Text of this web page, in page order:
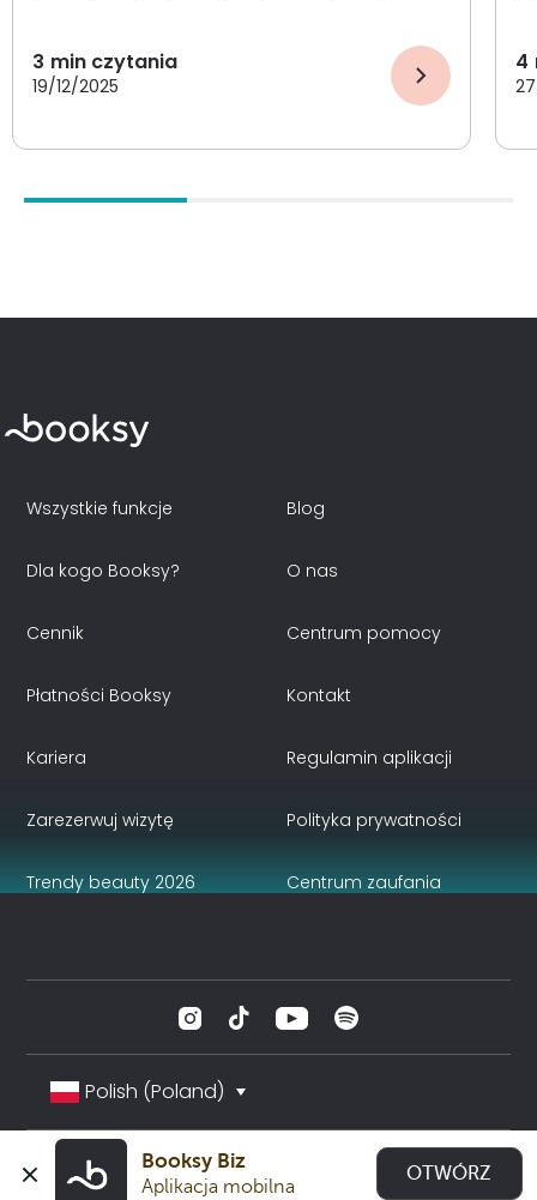
Booksy Biz
Aplikacja mobilna
OTWÓRZ
3 min czytania
19/12/2025
4
Wszystkie funkcje
Dla kogo Booksy?
Cennik
Płatności Booksy
Blog
O nas
Centrum pomocy
Kontakt
Kariera
Zarezerwuj wizytę
Trendy beauty 2026
Regulamin aplikacji
Polityka prywatności
Centrum zaufania
Polish (Poland)